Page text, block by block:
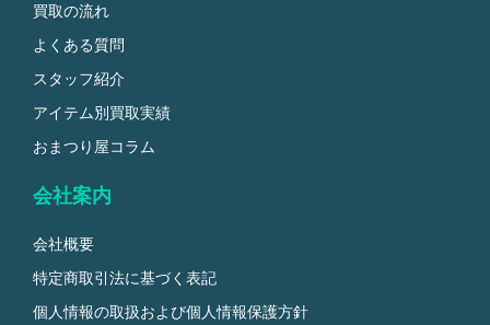
買取の流れ
よくある質問
スタッフ紹介
アイテム別買取実績
おまつり屋コラム
会社案内
会社概要
特定商取引法に基づく表記
個人情報の取扱および個人情報保護方針